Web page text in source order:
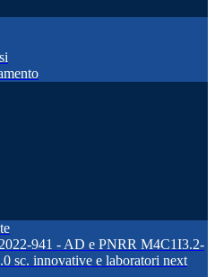
941 - AD e PNRR M4C1I3.2-
sc. innovative e laboratori next